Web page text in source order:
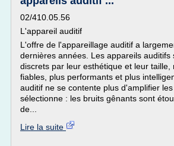
02/410.05.56
L'appareil auditif
L'offre de l'appareillage auditif a
dernières années. Les appareils auditifs
discrets par leur esthétique et leur taille,
fiables, plus performants et plus
auditif ne se contente plus d'amplifier
sélectionne : les bruits gênants sont
de...
Lire la suite